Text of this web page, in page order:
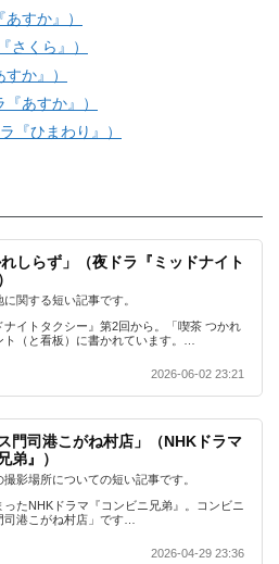
すか』）
さくら』）
か』）
あすか』）
『ひまわり』）
れしらず」（夜ドラ『ミッドナイト
に関する短い記事です。
ナイトタクシー』第2回から。「喫茶 つかれ
ト（と看板）に書かれています。…
2026-06-02 23:21
門司港こがね村店」（NHKドラマ
弟』）
影場所についての短い記事です。
ったNHKドラマ『コンビニ兄弟』。コンビニ
司港こがね村店」です…
2026-04-29 23:36